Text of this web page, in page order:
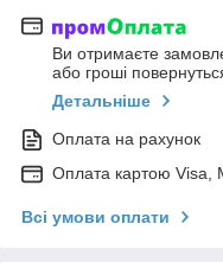
Ви отримаєте
або гроші
Детальніше
Оплата на рахунок
Оплата картою Visa,
Всі умови оплати